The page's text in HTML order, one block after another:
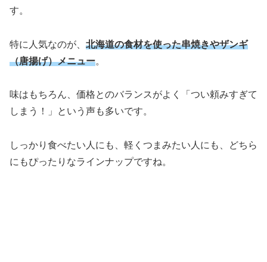
す。
特に人気なのが、 北海道の食材を使った串焼きやザンギ
（唐揚げ）メニュー。
味はもちろん、価格とのバランスがよく「つい頼みすぎて
しまう！」という声も多いです。
しっかり食べたい人にも、軽くつまみたい人にも、どちら
にもぴったりなラインナップですね。